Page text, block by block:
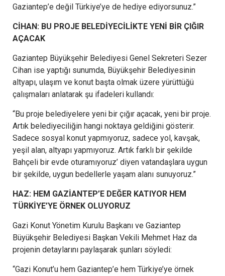
Gaziantep’e değil Türkiye’ye de hediye ediyorsunuz.”
CİHAN: BU PROJE BELEDİYECİLİKTE YENİ BİR ÇIĞIR
AÇACAK
Gaziantep Büyükşehir Belediyesi Genel Sekreteri Sezer
Cihan ise yaptığı sunumda, Büyükşehir Belediyesinin
altyapı, ulaşım ve konut başta olmak üzere yürüttüğü
çalışmaları anlatarak şu ifadeleri kullandı:
“Bu proje belediyelere yeni bir çığır açacak, yeni bir proje.
Artık belediyeciliğin hangi noktaya geldiğini gösterir.
Sadece sosyal konut yapmıyoruz, sadece yol, kavşak,
yeşil alan, altyapı yapmıyoruz. Artık farklı bir şekilde
Bahçeli bir evde oturamıyoruz’ diyen vatandaşlara uygun
bir şekilde, uygun bedellerle yaşam alanı sunuyoruz.”
HAZ: HEM GAZİANTEP’E DEĞER KATIYOR HEM
TÜRKİYE’YE ÖRNEK OLUYORUZ
Gazi Konut Yönetim Kurulu Başkanı ve Gaziantep
Büyükşehir Belediyesi Başkan Vekili Mehmet Haz da
projenin detaylarını paylaşarak şunları söyledi:
“Gazi Konut’u hem Gaziantep’e hem Türkiye’ye örnek